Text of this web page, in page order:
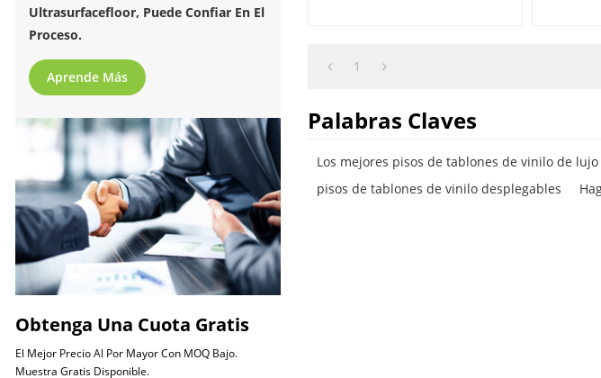
Ultrasurfacefloor, Puede Confiar En El
Proceso.
Aprende Más
Obtenga Una Cuota Gratis
El Mejor Precio Al Por Mayor Con MOQ Bajo.
Muestra Gratis Disponible.
1
Palabras Claves
Los mejores pisos de tablones de vinilo de lujo
pisos de tablones de vinilo desplegables